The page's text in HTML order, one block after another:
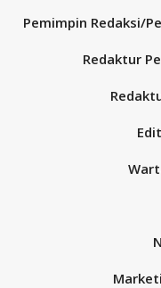
Pemimpin Redaksi/
Redaktur